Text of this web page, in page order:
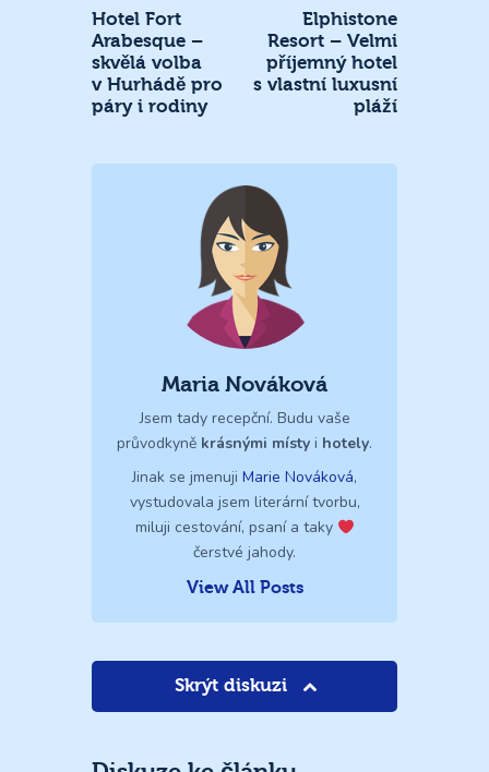
Hotel Fort
Arabesque –
skvělá volba
v Hurhádě pro
páry i rodiny
Elphistone
Resort – Velmi
příjemný hotel
s vlastní luxusní
pláží
Maria Nováková
Jsem tady recepční. Budu vaše
průvodkyně krásnými místy i hotely.
Jinak se jmenuji Marie Nováková,
vystudovala jsem literární tvorbu,
miluji cestování, psaní a taky
čerstvé jahody.
View All Posts
Skrýt diskuzi